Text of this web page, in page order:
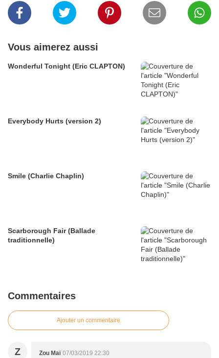
Vous aimerez aussi
Wonderful Tonight (Eric CLAPTON)
Everybody Hurts (version 2)
Smile (Charlie Chaplin)
Scarborough Fair (Ballade
traditionnelle)
Commentaires
Ajouter un commentaire
Z Zou Maï 07/03/2019 22:30